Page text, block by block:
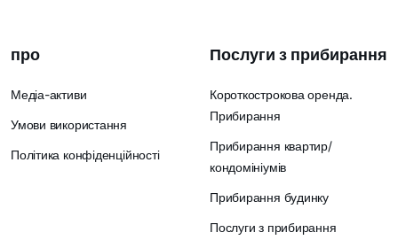
про
Медіа-активи
Умови використання
Політика конфіденційності
Послуги з прибирання
Короткострокова оренда.
Прибирання
Прибирання квартир/
кондомініумів
Прибирання будинку
Послуги з прибирання